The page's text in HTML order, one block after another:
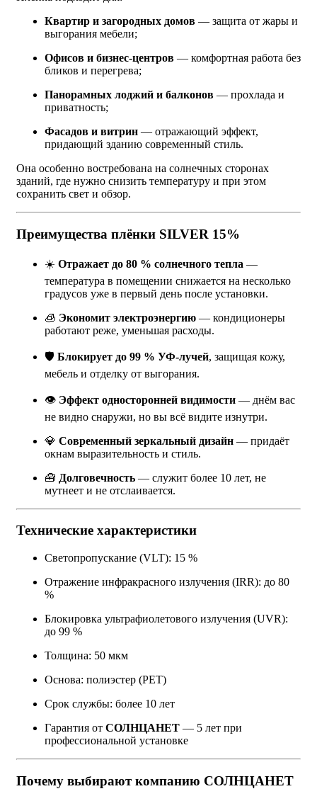
Квартир и загородных домов — защита от жары и
выгорания мебели;
Офисов и бизнес-центров — комфортная работа без
бликов и перегрева;
Панорамных лоджий и балконов — прохлада и
приватность;
Фасадов и витрин — отражающий эффект,
придающий зданию современный стиль.
Она особенно востребована на солнечных сторонах
зданий, где нужно снизить температуру и при этом
сохранить свет и обзор.
Преимущества плёнки SILVER 15%
☀️ Отражает до 80 % солнечного тепла —
температура в помещении снижается на несколько
градусов уже в первый день после установки.
🧊 Экономит электроэнергию — кондиционеры
работают реже, уменьшая расходы.
🛡 Блокирует до 99 % УФ-лучей, защищая кожу,
мебель и отделку от выгорания.
👁 Эффект односторонней видимости — днём вас
не видно снаружи, но вы всё видите изнутри.
💎 Современный зеркальный дизайн — придаёт
окнам выразительность и стиль.
🧰 Долговечность — служит более 10 лет, не
мутнеет и не отслаивается.
Технические характеристики
Светопропускание (VLT): 15 %
Отражение инфракрасного излучения (IRR): до 80
%
Блокировка ультрафиолетового излучения (UVR):
до 99 %
Толщина: 50 мкм
Основа: полиэстер (PET)
Срок службы: более 10 лет
Гарантия от СОЛНЦАНЕТ — 5 лет при
профессиональной установке
Почему выбирают компанию СОЛНЦАНЕТ